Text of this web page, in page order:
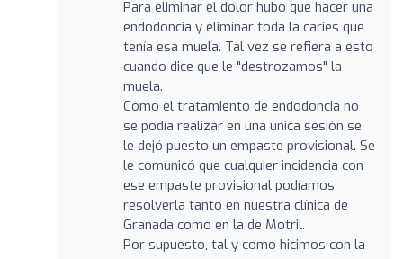
Para eliminar el dolor hubo que hacer una
endodoncia y eliminar toda la caries que
tenía esa muela. Tal vez se refiera a esto
cuando dice que le "destrozamos" la
muela.
Como el tratamiento de endodoncia no
se podía realizar en una única sesión se
le dejó puesto un empaste provisional. Se
le comunicó que cualquier incidencia con
ese empaste provisional podíamos
resolverla tanto en nuestra clínica de
Granada como en la de Motril.
Por supuesto, tal y como hicimos con la